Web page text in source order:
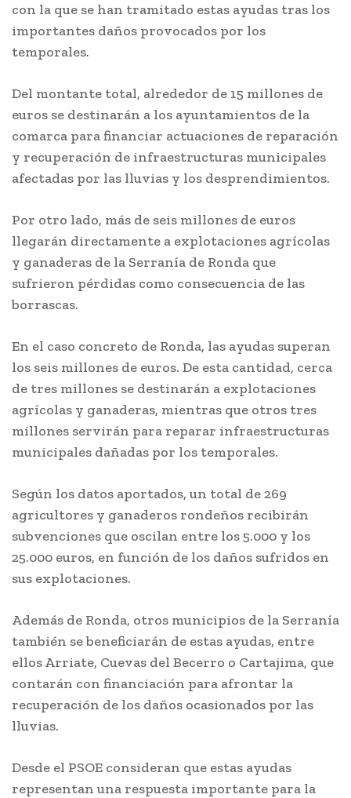
con la que se han tramitado estas ayudas tras los
importantes daños provocados por los
temporales.
Del montante total, alrededor de 15 millones de
euros se destinarán a los ayuntamientos de la
comarca para financiar actuaciones de reparación
y recuperación de infraestructuras municipales
afectadas por las lluvias y los desprendimientos.
Por otro lado, más de seis millones de euros
llegarán directamente a explotaciones agrícolas
y ganaderas de la Serranía de Ronda que
sufrieron pérdidas como consecuencia de las
borrascas.
En el caso concreto de Ronda, las ayudas superan
los seis millones de euros. De esta cantidad, cerca
de tres millones se destinarán a explotaciones
agrícolas y ganaderas, mientras que otros tres
millones servirán para reparar infraestructuras
municipales dañadas por los temporales.
Según los datos aportados, un total de 269
agricultores y ganaderos rondeños recibirán
subvenciones que oscilan entre los 5.000 y los
25.000 euros, en función de los daños sufridos en
sus explotaciones.
Además de Ronda, otros municipios de la Serranía
también se beneficiarán de estas ayudas, entre
ellos Arriate, Cuevas del Becerro o Cartajima, que
contarán con financiación para afrontar la
recuperación de los daños ocasionados por las
lluvias.
Desde el PSOE consideran que estas ayudas
representan una respuesta importante para la